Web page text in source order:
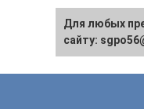
Для любых
сайту: